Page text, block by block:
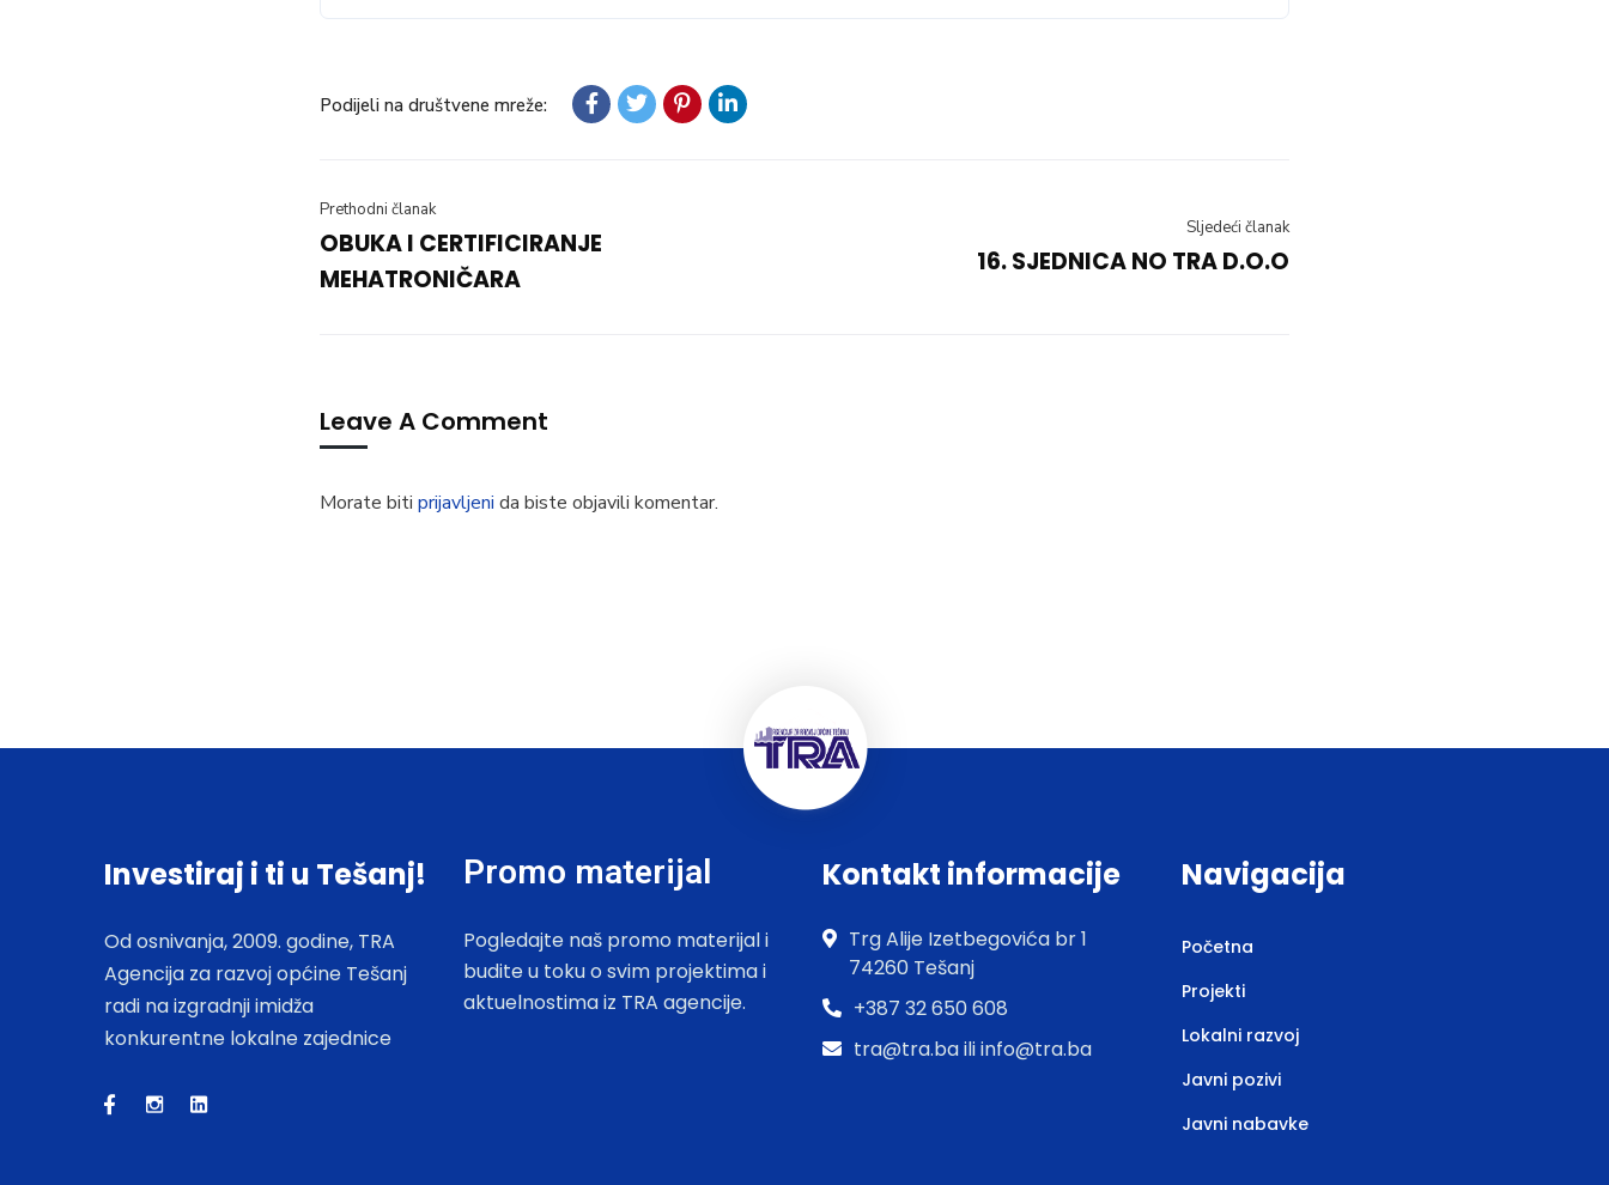
Podijeli na društvene mreže:
Prethodni članak
OBUKA I CERTIFICIRANJE
MEHATRONIČARA
Sljedeći članak
16. SJEDNICA NO TRA D.O.O
Leave A Comment
Morate biti prijavljeni da biste objavili komentar.
Investiraj i ti u Tešanj!
Od osnivanja, 2009. godine, TRA
Agencija za razvoj općine Tešanj
radi na izgradnji imidža
konkurentne lokalne zajednice
Promo materijal
Pogledajte naš promo materijal i
budite u toku o svim projektima i
aktuelnostima iz TRA agencije.
Kontakt informacije
Trg Alije Izetbegovića br 1
74260 Tešanj
+387 32 650 608
tra@tra.ba ili info@tra.ba
Navigacija
Početna
Projekti
Lokalni razvoj
Javni pozivi
Javni nabavke